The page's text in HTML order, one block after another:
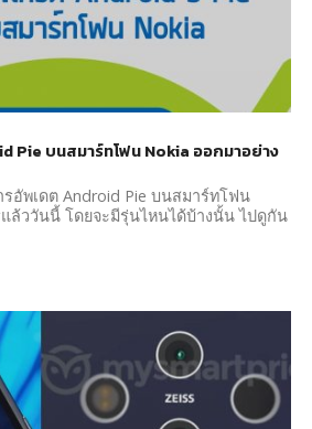
Pie บนสมาร์ทโฟน Nokia ออกมาอย่าง
รอัพเดต Android Pie บนสมาร์ทโฟน
แล้ววันนี้ โดยจะมีรุ่นไหนได้บ้างนั้น ไปดูกัน